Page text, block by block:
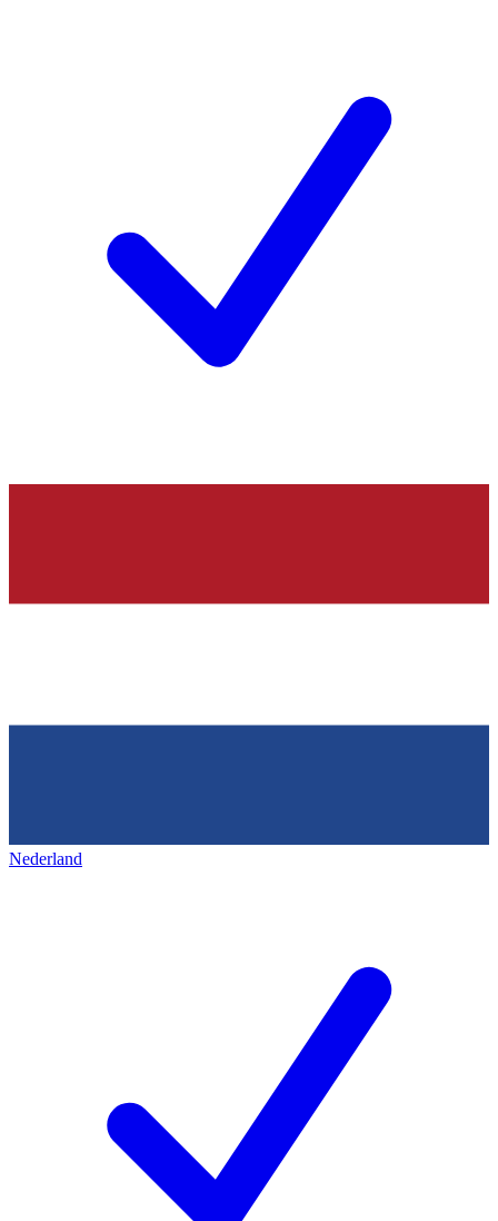
Nederland